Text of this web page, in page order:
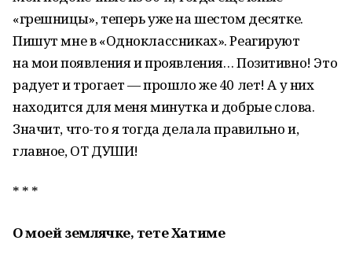
«грешницы», теперь уже на шестом десятке.
Пишут мне в «Одноклассниках». Реагируют
на мои появления и проявления… Позитивно! Это
радует и трогает — прошло же 40 лет! А у них
находится для меня минутка и добрые слова.
Значит, что-то я тогда делала правильно и,
главное, ОТ ДУШИ!
* * *
О моей землячке, тете Хатиме